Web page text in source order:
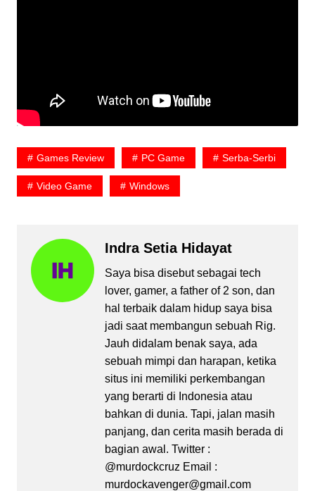
Games Review PC Game Serba-Serbi
Video Game Windows
Indra Setia Hidayat
Saya bisa disebut sebagai tech
lover, gamer, a father of 2 son, dan
hal terbaik dalam hidup saya bisa
jadi saat membangun sebuah Rig.
Jauh didalam benak saya, ada
sebuah mimpi dan harapan, ketika
situs ini memiliki perkembangan
yang berarti di Indonesia atau
bahkan di dunia. Tapi, jalan masih
panjang, dan cerita masih berada di
bagian awal. Twitter :
@murdockcruz Email :
murdockavenger@gmail.com